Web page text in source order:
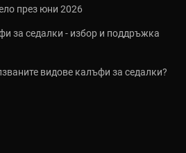
през юни 2026
за седалки - избор и поддръжка
видове калъфи за седалки?